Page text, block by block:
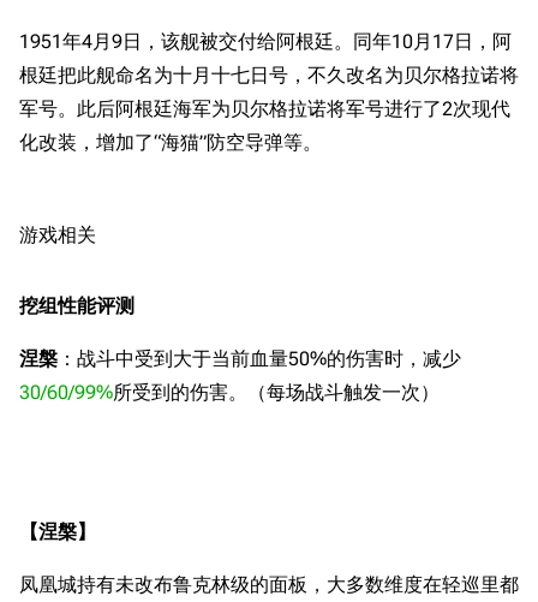
1951年4月9日，该舰被交付给阿根廷。同年10月17日，阿
根廷把此舰命名为十月十七日号，不久改名为贝尔格拉诺将
军号。此后阿根廷海军为贝尔格拉诺将军号进行了2次现代
化改装，增加了“海猫”防空导弹等。
游戏相关
挖组性能评测
涅槃 ：战斗中受到大于当前血量50%的伤害时，减少
30/60/99%所受到的伤害。（每场战斗触发一次）
【涅槃】
凤凰城持有未改布鲁克林级的面板，大多数维度在轻巡里都